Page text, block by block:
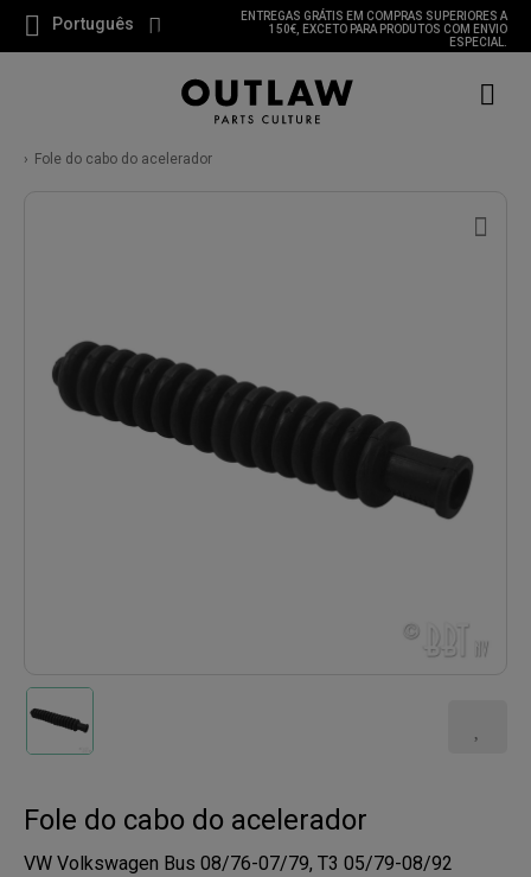
Português
ENTREGAS GRÁTIS EM COMPRAS SUPERIORES A
150€, EXCETO PARA PRODUTOS COM ENVIO
ESPECIAL.
Fole do cabo do acelerador
Fole do cabo do acelerador
VW Volkswagen Bus 08/76-07/79, T3 05/79-08/92